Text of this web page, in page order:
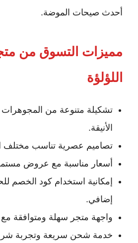
أحدث صيحات الموضة.
مميزات التسوق من
اللؤلؤة
تشكيلة متنوعة من
الأنيقة.
تصاميم عصرية تناسب مختلف
أسعار مناسبة مع عروض
إمكانية استخدام كود الخصم
إضافي.
واجهة متجر سهلة ومتوافقة مع
خدمة شحن سريعة وتجربة